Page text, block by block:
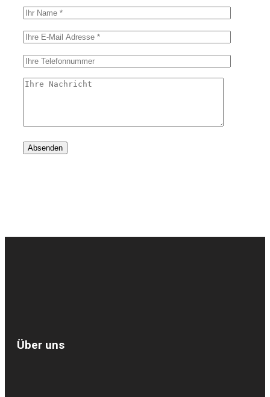
Über uns